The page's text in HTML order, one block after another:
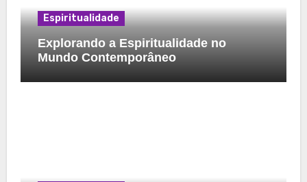
Espiritualidade
Explorando a Espiritualidade no
Mundo Contemporâneo